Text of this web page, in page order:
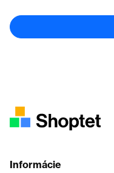
Informácie